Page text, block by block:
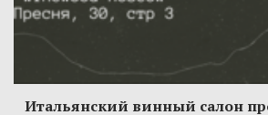
Итальянский винный салон